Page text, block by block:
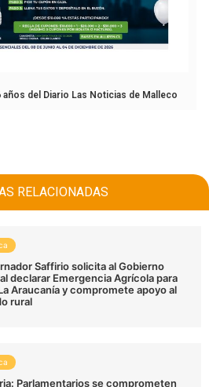
del Diario Las Noticias de Malleco
RELACIONADAS
Saffirio solicita al Gobierno
declarar Emergencia Agrícola para
Araucanía y compromete apoyo al
rural
Parlamentarios se comprometen